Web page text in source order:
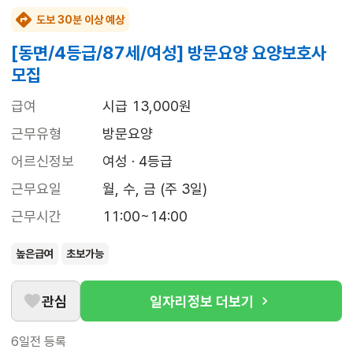
도보 30분 이상 예상
[동면/4등급/87세/여성] 방문요양 요양보호사
모집
급여
시급 13,000원
근무유형
방문요양
어르신정보
여성 · 4등급
근무요일
월, 수, 금 (주 3일)
근무시간
11:00~14:00
높은급여 초보가능
관심 일자리정보 더보기
6일전 등록